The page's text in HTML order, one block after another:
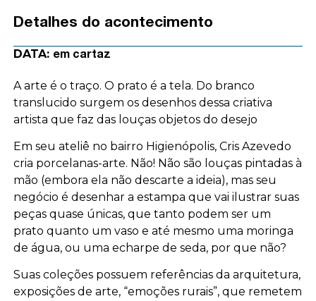
Detalhes do acontecimento
DATA: em cartaz
A arte é o traço. O prato é a tela. Do branco
translucido surgem os desenhos dessa criativa
artista que faz das louças objetos do desejo
Em seu ateliê no bairro Higienópolis, Cris Azevedo
cria porcelanas-arte. Não! Não são louças pintadas à
mão (embora ela não descarte a ideia), mas seu
negócio é desenhar a estampa que vai ilustrar suas
peças quase únicas, que tanto podem ser um
prato quanto um vaso e até mesmo uma moringa
de água, ou uma echarpe de seda, por que não?
Suas coleções possuem referências da arquitetura,
exposições de arte, “emoções rurais”, que remetem